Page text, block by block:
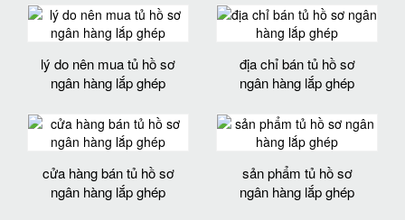
lý do nên mua tủ hồ sơ
ngân hàng lắp ghép
địa chỉ bán tủ hồ sơ
ngân hàng lắp ghép
cửa hàng bán tủ hồ sơ
ngân hàng lắp ghép
sản phẩm tủ hồ sơ
ngân hàng lắp ghép